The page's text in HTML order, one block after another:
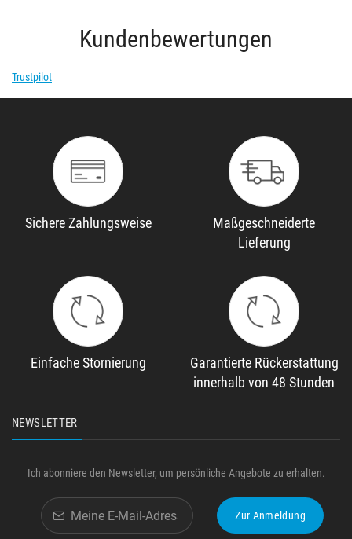
Kundenbewertungen
Trustpilot
Sichere Zahlungsweise
Maßgeschneiderte
Lieferung
Einfache Stornierung
Garantierte Rückerstattung
innerhalb von 48 Stunden
NEWSLETTER
Ich abonniere den Newsletter, um persönliche Angebote zu erhalten.
Zur Anmeldung